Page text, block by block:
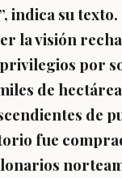
indica su texto.
la visión
por
de
de
fue